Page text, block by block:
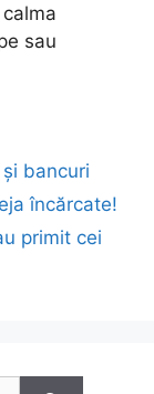
sau
bancuri
încărcate!
primit cei